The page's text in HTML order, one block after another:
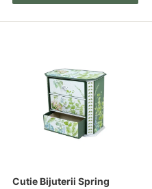
Cutie Bijuterii Spring